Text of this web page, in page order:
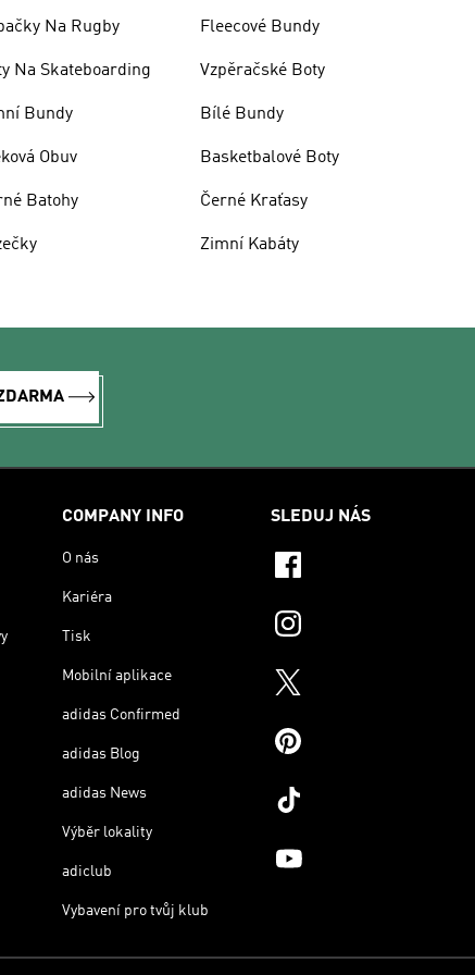
Na Rugby
Na Skateboarding
Bundy
Obuv
Batohy
Fleecové Bundy
Vzpěračské Boty
Bílé Bundy
Basketbalové Boty
Černé Kraťasy
Zimní Kabáty
COMPANY INFO
O nás
Kariéra
Tisk
Mobilní aplikace
adidas Confirmed
adidas Blog
adidas News
Výběr lokality
adiclub
Vybavení pro tvůj klub
SLEDUJ NÁS